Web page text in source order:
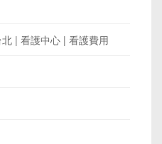
| 看護中心 | 看護費用